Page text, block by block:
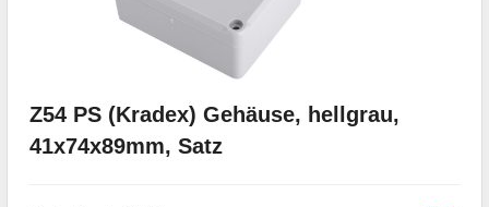
Z54 PS (Kradex) Gehäuse, hellgrau,
41x74x89mm, Satz